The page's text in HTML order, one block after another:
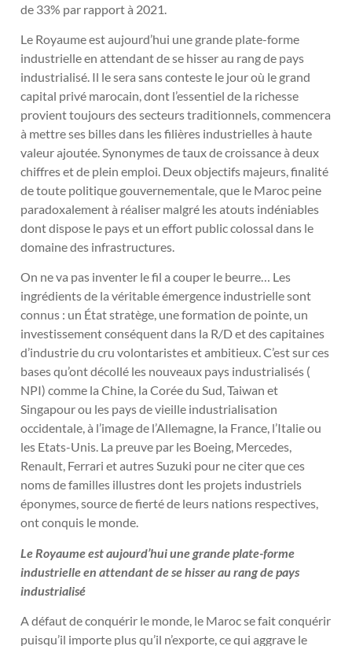
de 33% par rapport à 2021.
Le Royaume est aujourd’hui une grande plate-forme
industrielle en attendant de se hisser au rang de pays
industrialisé. Il le sera sans conteste le jour où le grand
capital privé marocain, dont l’essentiel de la richesse
provient toujours des secteurs traditionnels, commencera
à mettre ses billes dans les filières industrielles à haute
valeur ajoutée. Synonymes de taux de croissance à deux
chiffres et de plein emploi. Deux objectifs majeurs, finalité
de toute politique gouvernementale, que le Maroc peine
paradoxalement à réaliser malgré les atouts indéniables
dont dispose le pays et un effort public colossal dans le
domaine des infrastructures.
On ne va pas inventer le fil a couper le beurre… Les
ingrédients de la véritable émergence industrielle sont
connus : un État stratège, une formation de pointe, un
investissement conséquent dans la R/D et des capitaines
d’industrie du cru volontaristes et ambitieux. C’est sur ces
bases qu’ont décollé les nouveaux pays industrialisés (
NPI) comme la Chine, la Corée du Sud, Taiwan et
Singapour ou les pays de vieille industrialisation
occidentale, à l’image de l’Allemagne, la France, l’Italie ou
les Etats-Unis. La preuve par les Boeing, Mercedes,
Renault, Ferrari et autres Suzuki pour ne citer que ces
noms de familles illustres dont les projets industriels
éponymes, source de fierté de leurs nations respectives,
ont conquis le monde.
Le Royaume est aujourd’hui une grande plate-forme
industrielle en attendant de se hisser au rang de pays
industrialisé
A défaut de conquérir le monde, le Maroc se fait conquérir
puisqu’il importe plus qu’il n’exporte, ce qui aggrave le